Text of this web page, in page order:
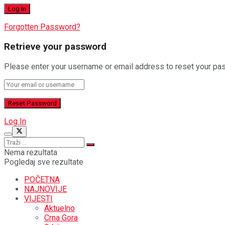
Forgotten Password?
Retrieve your password
Please enter your username or email address to reset your
Log In
Nema rezultata
Pogledaj sve rezultate
POČETNA
NAJNOVIJE
VIJESTI
Aktuelno
Crna Gora